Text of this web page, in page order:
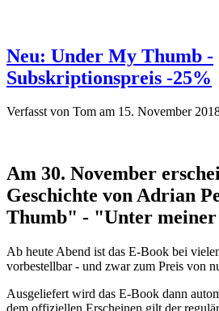
Neu: Under My Thumb -
Subskriptionspreis -25%
Verfasst von Tom am 15. November
Am 30. November
Geschichte von Adrian
Thumb" - "Unter
Ab heute Abend ist das E-Book bei
vorbestellbar - und zwar zum Preis von
Ausgeliefert wird das E-Book dann